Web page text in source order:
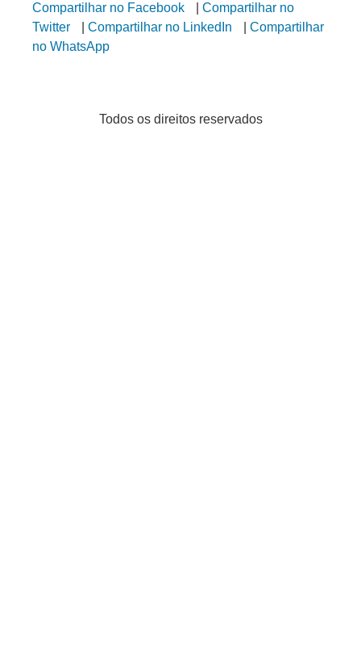
Compartilhar no Facebook
Compartilhar no
Twitter
Compartilhar no LinkedIn
Compartilhar
no WhatsApp
Todos os direitos reservados